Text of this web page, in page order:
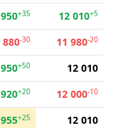
+35 12 010+5
880-30 11 980-20
+50
12 010
+20 12 000-10
+25
12 010